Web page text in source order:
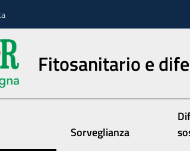
Fitosanitario e
Sorveglianza